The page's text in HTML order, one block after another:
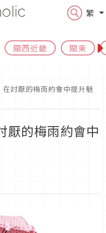
繁
關西近畿 關東
在討厭的梅雨約會中提升魅
厭的梅雨約會中